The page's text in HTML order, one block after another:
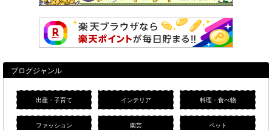
ブログジャンル
出産・子育て インテリア 料理・食べ物
ファッション 園芸 ペット